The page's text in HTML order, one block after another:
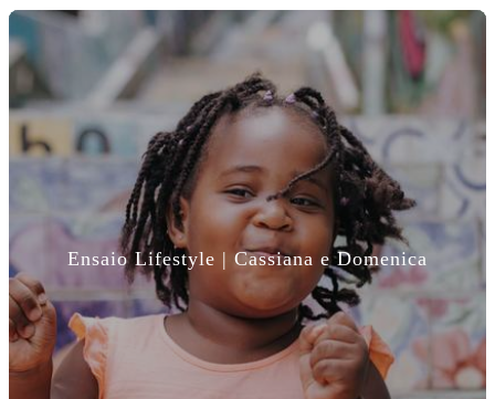
Ensaio Lifestyle | Cassiana e Domenica